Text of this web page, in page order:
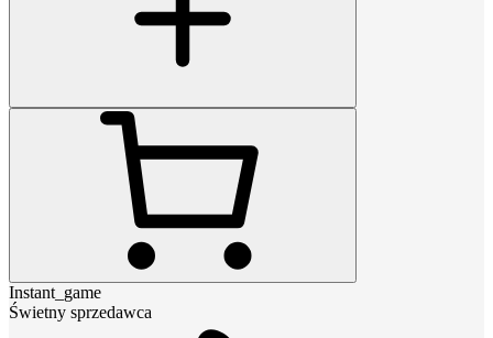
Instant_game
Świetny sprzedawca